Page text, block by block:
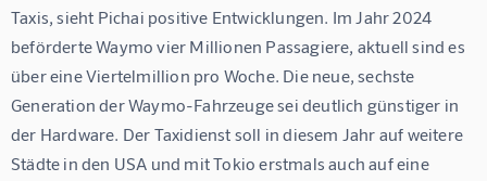
Taxis, sieht Pichai positive Entwicklungen. Im Jahr 2024
beförderte Waymo vier Millionen Passagiere, aktuell sind es
über eine Viertelmillion pro Woche. Die neue, sechste
Generation der Waymo-Fahrzeuge sei deutlich günstiger in
der Hardware. Der Taxidienst soll in diesem Jahr auf weitere
Städte in den USA und mit Tokio erstmals auch auf eine